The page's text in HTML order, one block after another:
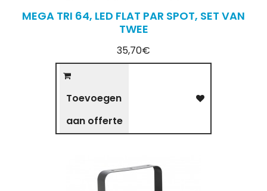
MEGA TRI 64, LED FLAT PAR SPOT, SET VAN
TWEE
35,70€
Toevoegen
aan offerte